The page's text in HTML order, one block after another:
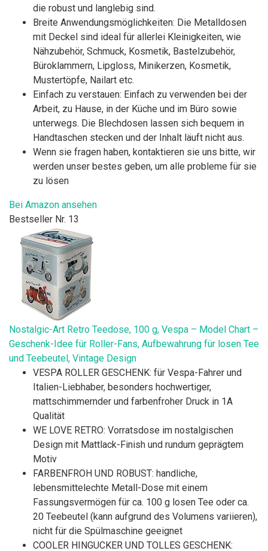
die robust und langlebig sind.
Breite Anwendungsmöglichkeiten: Die Metalldosen
mit Deckel sind ideal für allerlei Kleinigkeiten, wie
Nähzubehör, Schmuck, Kosmetik, Bastelzubehör,
Büroklammern, Lipgloss, Minikerzen, Kosmetik,
Mustertöpfe, Nailart etc.
Einfach zu verstauen: Einfach zu verwenden bei der
Arbeit, zu Hause, in der Küche und im Büro sowie
unterwegs. Die Blechdosen lassen sich bequem in
Handtaschen stecken und der Inhalt läuft nicht aus.
Wenn sie fragen haben, kontaktieren sie uns bitte, wir
werden unser bestes geben, um alle probleme für sie
zu lösen
Bei Amazon ansehen
Bestseller Nr. 13
Nostalgic-Art Retro Teedose, 100 g, Vespa – Model Chart –
Geschenk-Idee für Roller-Fans, Aufbewahrung für losen Tee
und Teebeutel, Vintage Design
VESPA ROLLER GESCHENK: für Vespa-Fahrer und
Italien-Liebhaber, besonders hochwertiger,
mattschimmernder und farbenfroher Druck in 1A
Qualität
WE LOVE RETRO: Vorratsdose im nostalgischen
Design mit Mattlack-Finish und rundum geprägtem
Motiv
FARBENFROH UND ROBUST: handliche,
lebensmittelechte Metall-Dose mit einem
Fassungsvermögen für ca. 100 g losen Tee oder ca.
20 Teebeutel (kann aufgrund des Volumens variieren),
nicht für die Spülmaschine geeignet
COOLER HINGUCKER UND TOLLES GESCHENK: